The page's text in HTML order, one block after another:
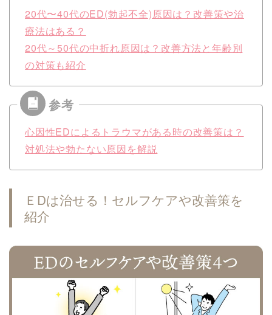
20代〜40代のED(勃起不全)原因は？改善策や治
療法はある？
20代～50代の中折れ原因は？改善方法と年齢別
の対策も紹介
心因性EDによるトラウマがある時の改善策は？
対処法や勃たない原因を解説
ＥDは治せる！セルフケアや改善策を
紹介